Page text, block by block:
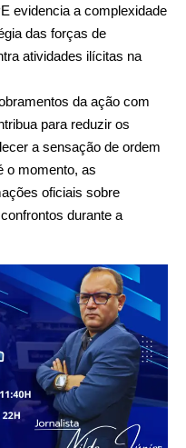
evidencia a complexidade
das forças de
atividades ilícitas na
da ação com
para reduzir os
a sensação de ordem
o momento, as
oficiais sobre
durante a